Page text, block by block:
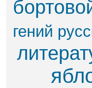
гений